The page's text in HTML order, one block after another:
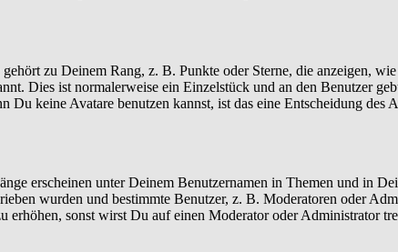
zu Deinem Rang, z. B. Punkte oder Sterne, die anzeigen,
Dies ist normalerweise ein Einzelstück und an den Benutzer
keine Avatare benutzen kannst, ist das eine Entscheidung
erscheinen unter Deinem Benutzernamen in Themen und in
wurden und bestimmte Benutzer, z. B. Moderatoren oder
sonst wirst Du auf einen Moderator oder Administrator